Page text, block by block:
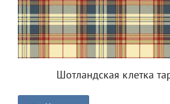
Шотландская клетка